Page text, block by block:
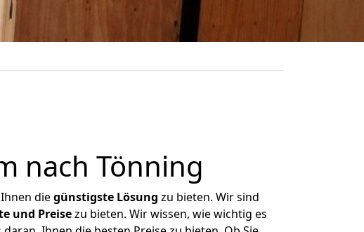
nach Tönning
diegünstigste Lösung zu bieten. Wir sind
und Preisezu bieten. Wir wissen, wie wichtig es